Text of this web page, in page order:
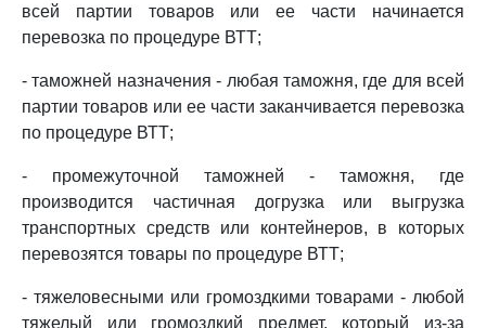
всей партии товаров или ее части начинается
перевозка по процедуре ВТТ;
- таможней назначения - любая таможня, где для всей
партии товаров или ее части заканчивается перевозка
по процедуре ВТТ;
- промежуточной таможней - таможня, где
производится частичная догрузка или выгрузка
транспортных средств или контейнеров, в которых
перевозятся товары по процедуре ВТТ;
- тяжеловесными или громоздкими товарами - любой
тяжелый или громоздкий предмет, который из-за